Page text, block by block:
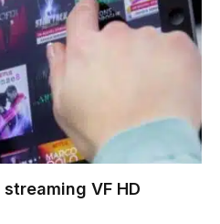
streaming VF HD